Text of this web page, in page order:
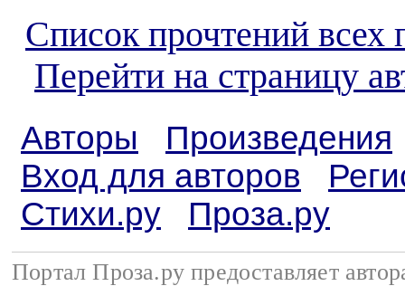
Список прочтений всех
Перейти на страницу
Авторы
Произведения
Вход для авторов
Стихи.ру
Проза.ру
Портал Проза.ру предоставляет